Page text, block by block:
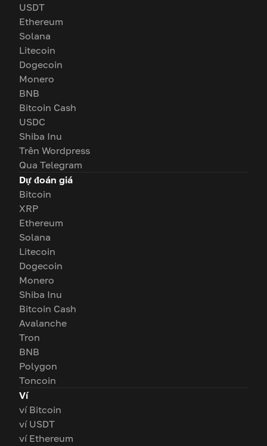
USDT
Ethereum
Solana
Litecoin
Dogecoin
Monero
BNB
Bitcoin Cash
USDC
Shiba Inu
Trên Wordpress
Qua Telegram
Dự đoán giá
Bitcoin
XRP
Ethereum
Solana
Litecoin
Dogecoin
Monero
Shiba Inu
Bitcoin Cash
Avalanche
Tron
BNB
Polygon
Toncoin
Ví
ví Bitcoin
ví USDT
ví Ethereum